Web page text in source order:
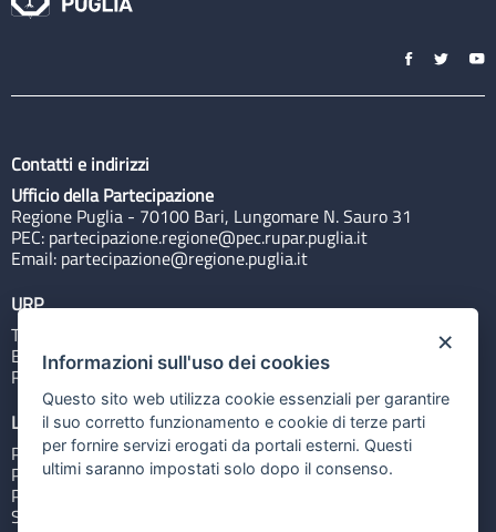
Contatti e indirizzi
Ufficio della Partecipazione
Regione Puglia - 70100 Bari, Lungomare N. Sauro 31
PEC: partecipazione.regione@pec.rupar.puglia.it
Email: partecipazione@regione.puglia.it
URP
Tel: 800713939
Email:quiregione@regione.puglia.it
Rubrica
Link utili
Portale Istituzionale
PO FESR Puglia 2014-2020
PSR Puglia 2014-2020
Sistema Puglia
×
Informazioni sull'uso dei cookies
Questo sito web utilizza cookie essenziali per garantire
il suo corretto funzionamento e cookie di terze parti
per fornire servizi erogati da portali esterni. Questi
ultimi saranno impostati solo dopo il consenso.